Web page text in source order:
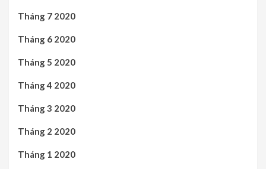
Tháng 7 2020
Tháng 6 2020
Tháng 5 2020
Tháng 4 2020
Tháng 3 2020
Tháng 2 2020
Tháng 1 2020